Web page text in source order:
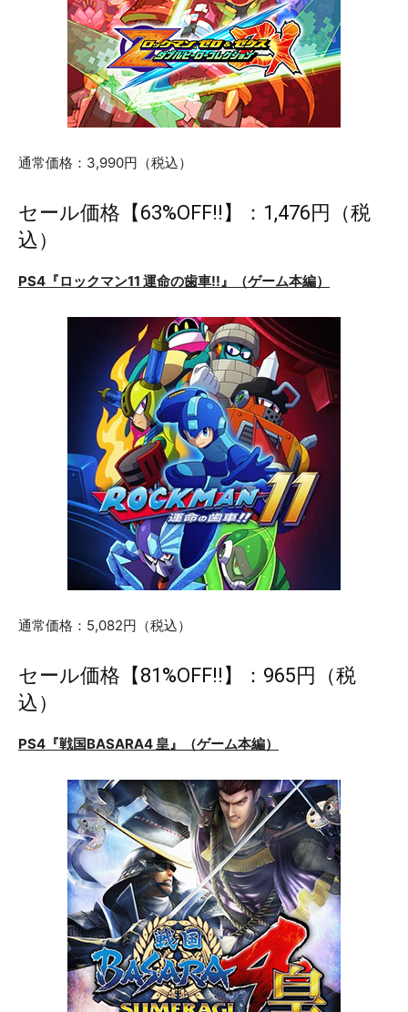
通常価格：3,990円（税込）
セール価格【63%OFF!!】：1,476円（税
込）
PS4『ロックマン11 運命の歯車!!』（ゲーム本編）
通常価格：5,082円（税込）
セール価格【81%OFF!!】：965円（税
込）
PS4『戦国BASARA4 皇』（ゲーム本編）